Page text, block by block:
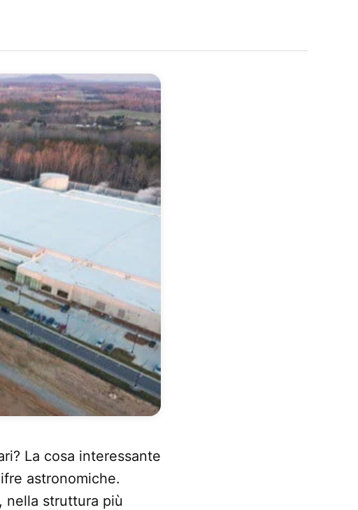
La cosa interessante
astronomiche.
, nella struttura più